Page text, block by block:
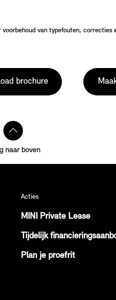
voorbehoud van typefouten, correcties
brochure
naar boven
Acties
MINI Private Lease
Tijdelijk
Plan je proefrit